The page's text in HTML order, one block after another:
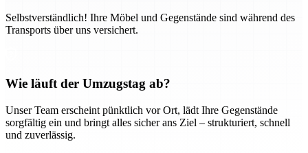
Selbstverständlich! Ihre Möbel und Gegenstände sind während des
Transports über uns versichert.
Wie läuft der Umzugstag ab?
Unser Team erscheint pünktlich vor Ort, lädt Ihre Gegenstände
sorgfältig ein und bringt alles sicher ans Ziel – strukturiert, schnell
und zuverlässig.